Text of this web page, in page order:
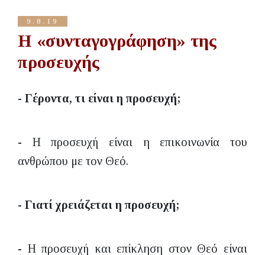
9.8.19
Η «συνταγογράφηση» της
προσευχής
- Γέροντα, τι είναι η προσευχή;
- Η προσευχή είναι η επικοινωνία του
ανθρώπου με τον Θεό.
- Γιατί χρειάζεται η προσευχή;
- Η προσευχή και επίκληση στον Θεό είναι